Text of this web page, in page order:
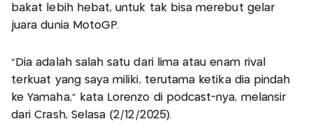
bakat lebih hebat, untuk tak bisa merebut gelar
juara dunia MotoGP.
"Dia adalah salah satu dari lima atau enam rival
terkuat yang saya miliki, terutama ketika dia pindah
ke Yamaha," kata Lorenzo di podcast-nya, melansir
dari Crash, Selasa (2/12/2025).